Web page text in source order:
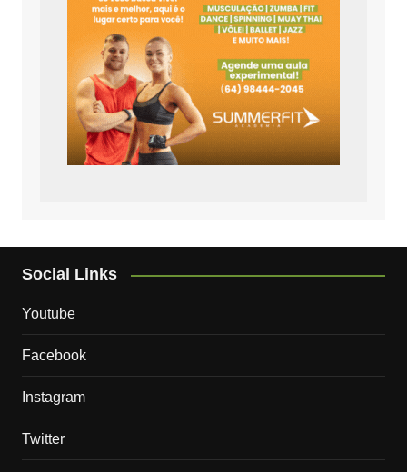
Social Links
Youtube
Facebook
Instagram
Twitter